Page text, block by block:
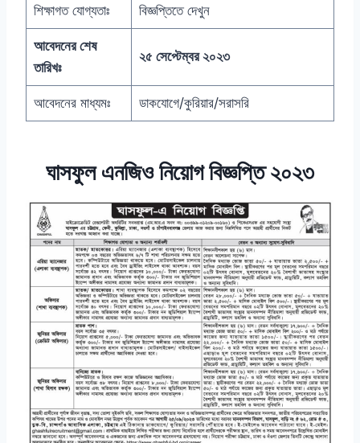
শিক্ষাগত যোগ্যতাঃ বিজ্ঞপ্তিতে দেখুন
আবেদনের শেষ
তারিখঃ
২৫ সেপ্টেম্বর ২০২৩
আবেদনের মাধ্যমঃ ডাকযোগে/কুরিয়ার/সরাসরি
ঘাসফুল এনজিও নিয়োগ বিজ্ঞপ্তি ২০২৩